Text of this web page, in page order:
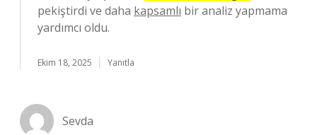
pekiştirdi ve daha kapsamlı bir analiz yapmama
yardımcı oldu.
Ekim 18, 2025 Yanıtla
Sevda